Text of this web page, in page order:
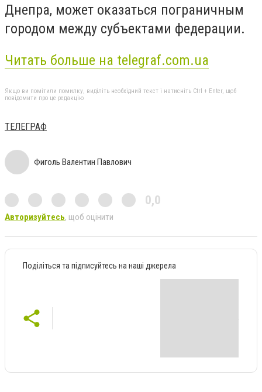
Днепра, может оказаться пограничным
городом между субъектами федерации.
Читать больше на telegraf.com.ua
Якщо ви помітили помилку, виділіть необхідний текст і натисніть Ctrl + Enter, щоб
повідомити про це редакцію
ТЕЛЕГРАФ
Фиголь Валентин Павлович
0,0
Авторизуйтесь, щоб оцінити
Поділіться та підписуйтесь на наші джерела